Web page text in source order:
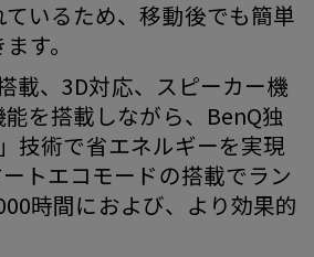
いるため、移動後でも簡単
す。
、3D対応、スピーカー機
を搭載しながら、BenQ独
技術で省エネルギーを実現
トエコモードの搭載でラン
時間におよび、より効果的